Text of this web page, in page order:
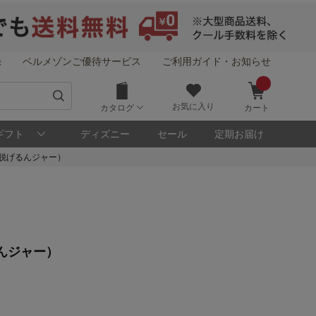
ベルメゾンご優待サービス ご利用ガイド・お知らせ
カタログ お気に入り カート
フト ディズニー セール 定期お届け
げるんジャー）
ャー）